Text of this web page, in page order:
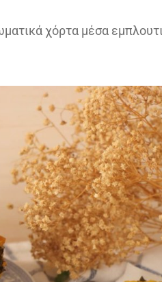
χόρτα μέσα